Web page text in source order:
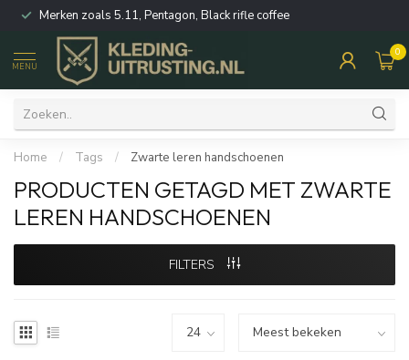
Merken zoals 5.11, Pentagon, Black rifle coffee
MENU
0
Home / Tags / Zwarte leren handschoenen
PRODUCTEN GETAGD MET ZWARTE
LEREN HANDSCHOENEN
FILTERS